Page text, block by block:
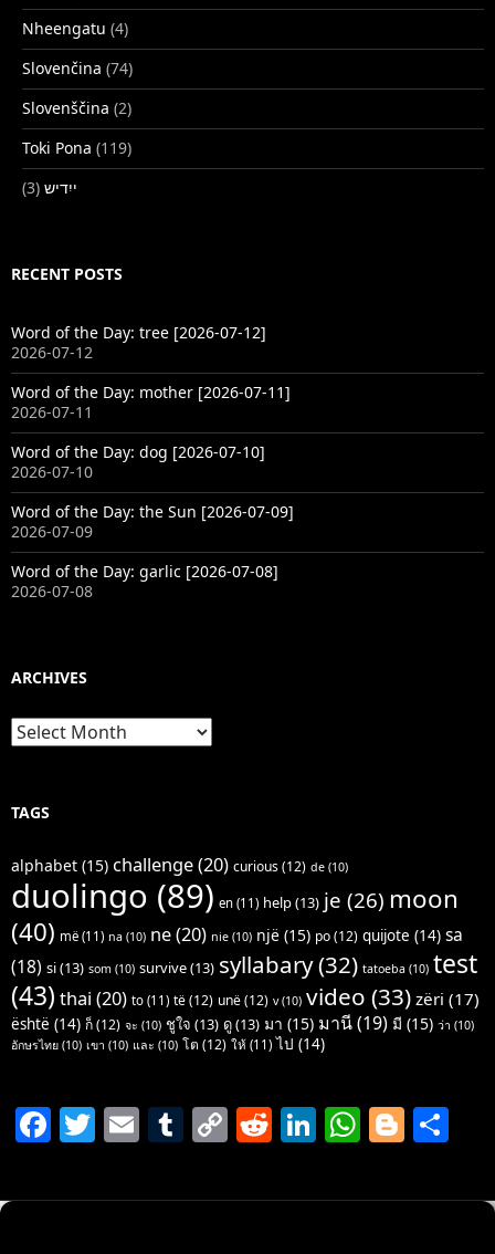
Nheengatu (4)
Slovenčina (74)
Slovenščina (2)
Toki Pona (119)
ייִדיש (3)
RECENT POSTS
Word of the Day: tree [2026-07-12]
2026-07-12
Word of the Day: mother [2026-07-11]
2026-07-11
Word of the Day: dog [2026-07-10]
2026-07-10
Word of the Day: the Sun [2026-07-09]
2026-07-09
Word of the Day: garlic [2026-07-08]
2026-07-08
ARCHIVES
Archives
TAGS
alphabet (15) challenge(20) curious(12) de (10)
duolingo (89) en (11) help(13) je (26) moon
(40) më (11) na (10) ne(20) nie (10) një (15) po(12) quijote (14) sa
(18) si(13) som (10) survive(13) syllabary(32) tatoeba (10) test
(43) thai (20) to (11) të(12) unë(12) v(10) video (33) zëri (17)
është (14) ก็(12) จะ (10) ชูใจ (13) ดู(13) มา (15) มานี(19) มี (15) ว่า (10)
อักษรไทย (10) เขา (10) และ (10) โต (12) ให้ (11) ไป (14)
F
c
T
itt
E
ai
T
m
C
p
R
d
Li
k
W
at
Bl
g ar